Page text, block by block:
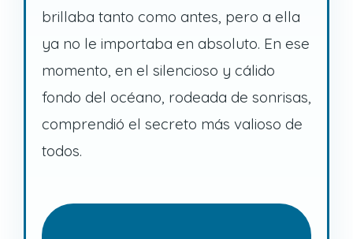
brillaba tanto como antes, pero a ella
ya no le importaba en absoluto. En ese
momento, en el silencioso y cálido
fondo del océano, rodeada de sonrisas,
comprendió el secreto más valioso de
todos.